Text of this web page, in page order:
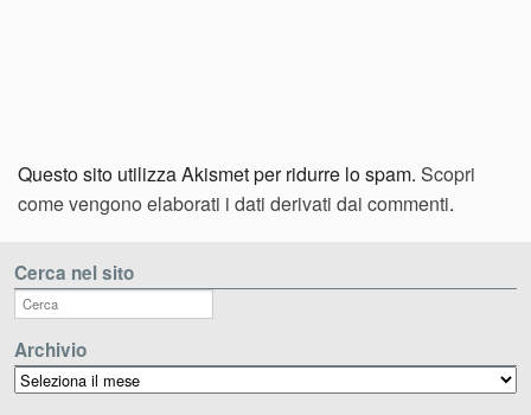
Questo sito utilizza Akismet per ridurre lo spam. Scopri
come vengono elaborati i dati derivati dai commenti.
Cerca nel sito
Archivio
Archivio